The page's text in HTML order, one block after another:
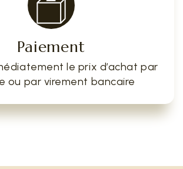
Paiement
le prix d’achat par
ou par virement bancaire